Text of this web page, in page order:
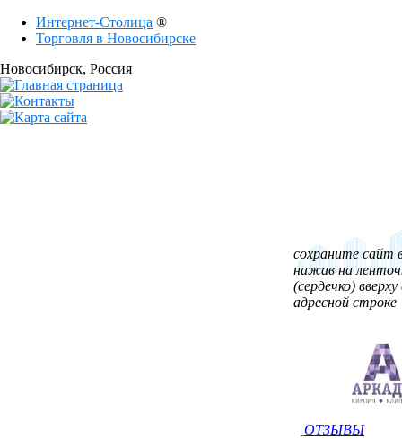
Интернет-Столица ®
Торговля в Новосибирске
Новосибирск, Россия
сохраните сайт
нажав на
(сердечко)
адресной строке
ОТЗЫВЫ